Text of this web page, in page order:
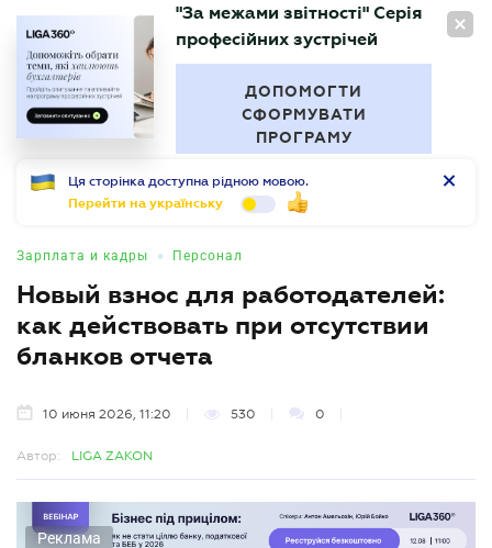
RU
БУХГАЛТЕР
"За межами звітності" Серія
професійних зустрічей
ДОПОМОГТИ
СФОРМУВАТИ
ПРОГРАМУ
Ця сторінка доступна рідною мовою.
Перейти на українську
Зарплата и кадры • Персонал
Новый взнос для работодателей:
как действовать при отсутствии
бланков отчета
10 июня 2026, 11:20 530 0
Автор: LIGA ZAKON
Реклама